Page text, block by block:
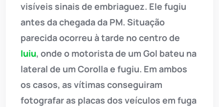
visíveis sinais de embriaguez. Ele fugiu
antes da chegada da PM. Situação
parecida ocorreu à tarde no centro de
Iuiu, onde o motorista de um Gol bateu na
lateral de um Corolla e fugiu. Em ambos
os casos, as vítimas conseguiram
fotografar as placas dos veículos em fuga